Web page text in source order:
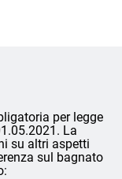
per legge
La
su altri aspetti
sul bagnato